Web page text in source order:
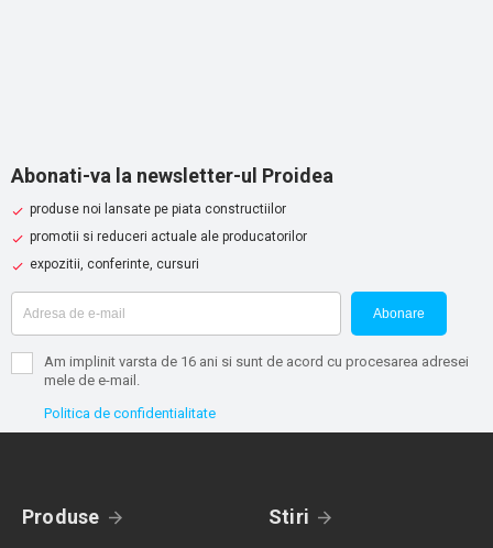
Abonati-va la newsletter-ul Proidea
produse noi lansate pe piata constructiilor
promotii si reduceri actuale ale producatorilor
expozitii, conferinte, cursuri
Abonare
Am implinit varsta de 16 ani si sunt de acord cu procesarea adresei
mele de e-mail.
Politica de confidentialitate
Produse Stiri